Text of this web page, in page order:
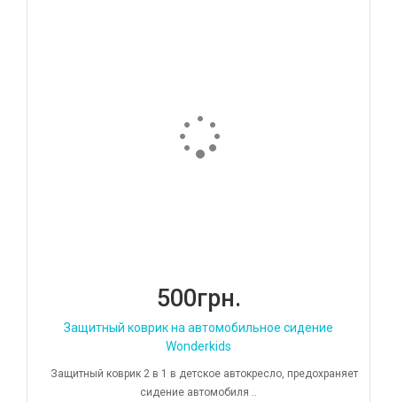
500грн.
Защитный коврик на автомобильное сидение
Wonderkids
Защитный коврик 2 в 1 в детское автокресло, предохраняет
сидение автомобиля ..